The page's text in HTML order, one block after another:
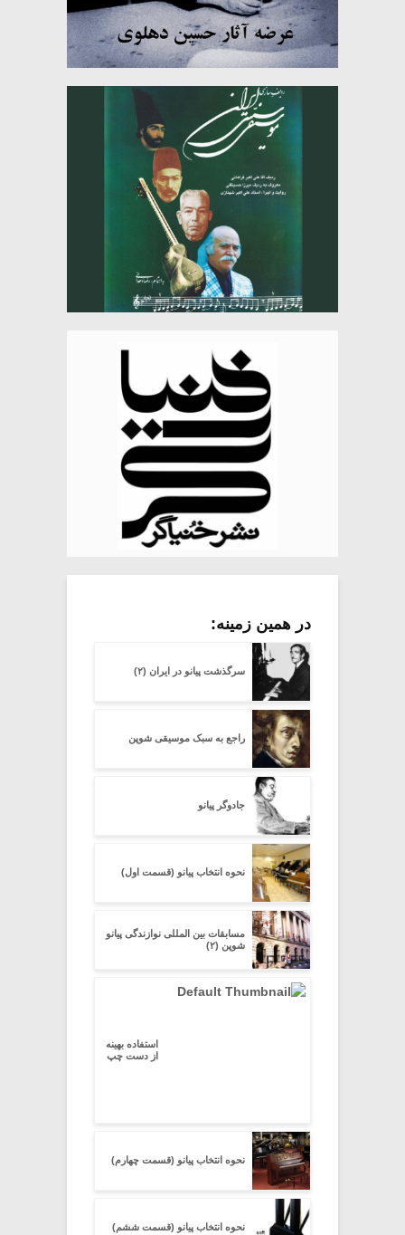
در همین زمینه:
سرگذشت پیانو در ایران (۲)
راجع به سبک موسیقی شوپن
جادوگر پیانو
نحوه انتخاب پیانو (قسمت اول)
مسابقات بین المللی نوازندگی پیانو
شوپن (۲)
استفاده بهینه
از دست چپ
نحوه انتخاب پیانو (قسمت چهارم)
نحوه انتخاب پیانو (قسمت ششم)